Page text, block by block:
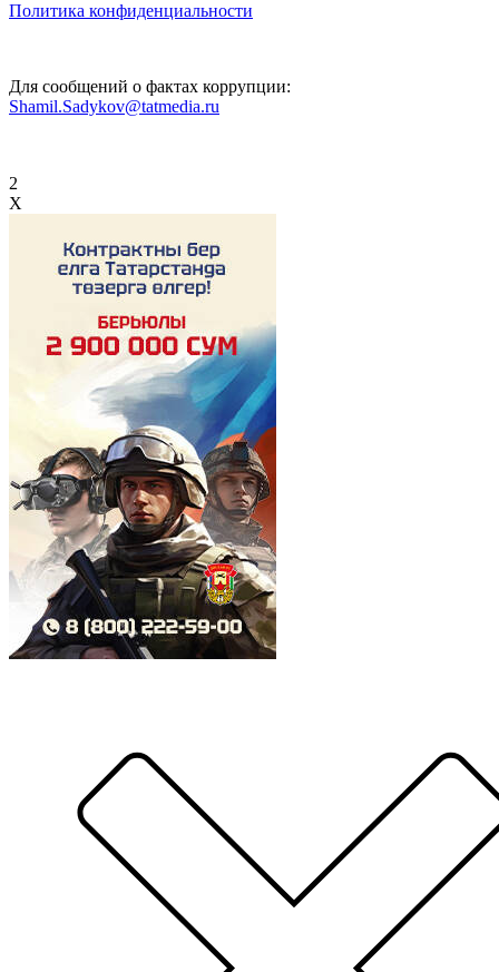
Политика конфиденциальности
Для сообщений о фактах коррупции:
Shamil.Sadykov@tatmedia.ru
2
X